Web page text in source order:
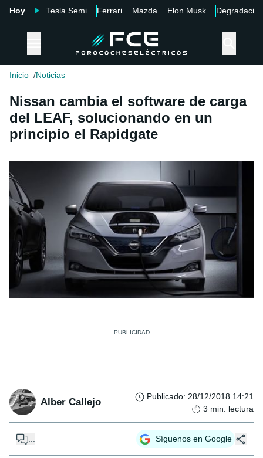
Hoy Tesla Semi Ferrari Mazda Elon Musk Degradación
Inicio Noticias
Nissan cambia el software de carga
del LEAF, solucionando en un
principio el Rapidgate
Alber Callejo Publicado: 28/12/2018 14:21
3 min. lectura
... Síguenos en Google